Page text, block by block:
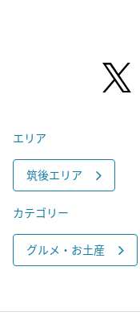
エリア
筑後エリア
カテゴリー
グルメ・お土産